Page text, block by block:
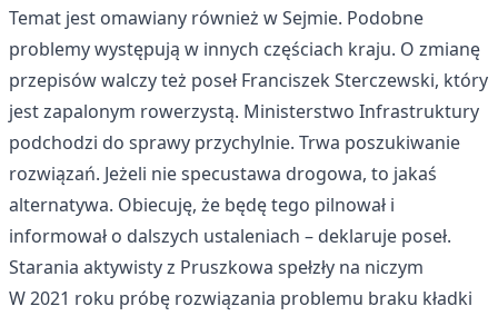
Temat jest omawiany również w Sejmie. Podobne
problemy występują w innych częściach kraju. O zmianę
przepisów walczy też poseł Franciszek Sterczewski, który
jest zapalonym rowerzystą. Ministerstwo Infrastruktury
podchodzi do sprawy przychylnie. Trwa poszukiwanie
rozwiązań. Jeżeli nie specustawa drogowa, to jakaś
alternatywa. Obiecuję, że będę tego pilnował i
informował o dalszych ustaleniach – deklaruje poseł.
Starania aktywisty z Pruszkowa spełzły na niczym
W 2021 roku próbę rozwiązania problemu braku kładki